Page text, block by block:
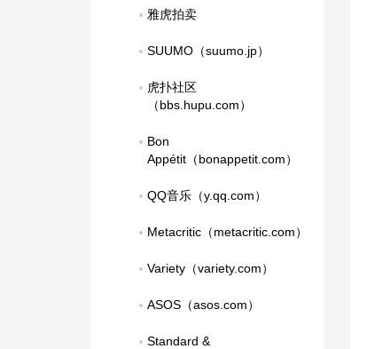
雅虎拍卖
SUUMO（suumo.jp）
虎扑社区
（bbs.hupu.com）
Bon
Appétit（bonappetit.com）
QQ音乐（y.qq.com）
Metacritic（metacritic.com）
Variety（variety.com）
ASOS（asos.com）
Standard &